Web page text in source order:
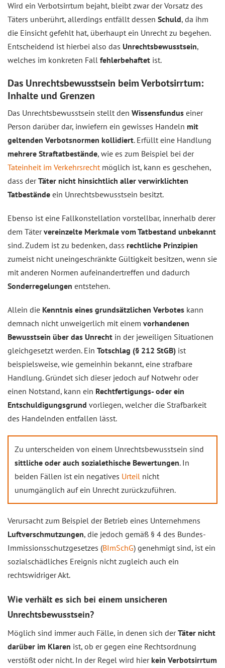
Wird ein Verbotsirrtum bejaht, bleibt zwar der Vorsatz des
Täters unberührt, allerdings entfällt dessen Schuld, da ihm
die Einsicht gefehlt hat, überhaupt ein Unrecht zu begehen.
Entscheidend ist hierbei also das Unrechtsbewusstsein,
welches im konkreten Fall fehlerbehaftet ist.
Das Unrechtsbewusstsein beim Verbotsirrtum:
Inhalte und Grenzen
Das Unrechtsbewusstsein stellt den Wissensfundus einer
Person darüber dar, inwiefern ein gewisses Handeln mit
geltenden Verbotsnormen kollidiert. Erfüllt eine Handlung
mehrere Straftatbestände, wie es zum Beispiel bei der
Tateinheit im Verkehrsrechtmöglich ist, kann es geschehen,
dass derTäter nicht hinsichtlich aller verwirklichten
Tatbestände ein Unrechtsbewusstsein besitzt.
Ebenso ist eine Fallkonstellation vorstellbar, innerhalb derer
dem Tätervereinzelte Merkmale vom Tatbestand unbekannt
sind. Zudem ist zu bedenken, dass rechtliche Prinzipien
zumeist nicht uneingeschränkte Gültigkeit besitzen, wenn sie
mit anderen Normen aufeinandertreffen und dadurch
Sonderregelungen entstehen.
Allein die Kenntnis eines grundsätzlichen Verbotes kann
demnach nicht unweigerlich mit einem vorhandenen
Bewusstsein über das Unrecht in der jeweiligen Situationen
gleichgesetzt werden. Ein Totschlag (§ 212 StGB) ist
beispielsweise, wie gemeinhin bekannt, eine strafbare
Handlung. Gründet sich dieser jedoch auf Notwehr oder
einen Notstand, kann ein Rechtfertigungs- oder ein
Entschuldigungsgrund vorliegen, welcher die Strafbarkeit
des Handelnden entfallen lässt.
Zu unterscheiden von einem Unrechtsbewusstsein sind
sittliche oder auch sozialethische Bewertungen. In
beiden Fällen ist ein negatives Urteil nicht
unumgänglich auf ein Unrecht zurückzuführen.
Verursacht zum Beispiel der Betrieb eines Unternehmens
Luftverschmutzungen, die jedoch gemäß § 4 des Bundes-
Immissionsschutzgesetzes (BImSchG) genehmigt sind, ist ein
sozialschädliches Ereignis nicht zugleich auch ein
rechtswidriger Akt.
Wie verhält es sich bei einem unsicheren
Unrechtsbewusstsein?
Möglich sind immer auch Fälle, in denen sich derTäter nicht
darüber im Klaren ist, ob er gegen eine Rechtsordnung
verstößt oder nicht. In der Regel wird hier kein Verbotsirrtum